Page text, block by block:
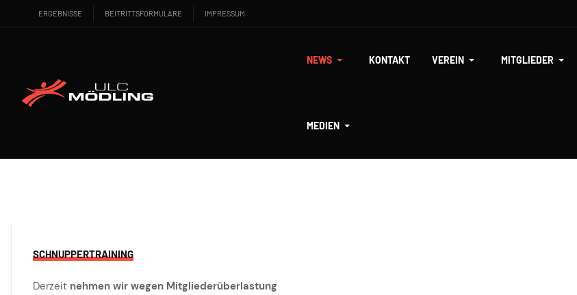
ERGEBNISSE BEITRITTSFORMULARE IMPRESSUM
NEWS KONTAKT VEREIN MITGLIEDER
MEDIEN
SCHNUPPERTRAINING
Derzeit nehmen wir wegen Mitgliederüberlastung